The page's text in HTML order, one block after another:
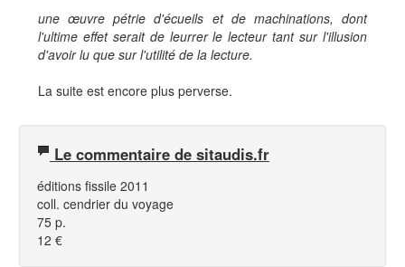
une œuvre pétrie d'écueils et de machinations, dont
l'ultime effet serait de leurrer le lecteur tant sur l'illusion
d'avoir lu que sur l'utilité de la lecture.
La suite est encore plus perverse.
Le commentaire de sitaudis.fr
éditions fissile 2011
coll. cendrier du voyage
75 p.
12 €